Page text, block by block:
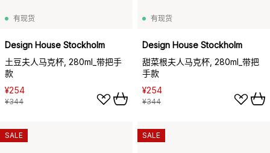
有现货
Design House Stockholm
土豆夫人马克杯, 280ml_带把手
款
¥254
¥344
有现货
Design House Stockholm
甜菜根夫人马克杯, 280ml_带把
手款
¥254
¥344
SALE SALE